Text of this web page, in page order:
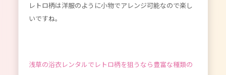
レトロ柄は洋服のように小物でアレンジ可能なので楽し
いですね。
浅草の浴衣レンタルでレトロ柄を狙うなら豊富な種類の